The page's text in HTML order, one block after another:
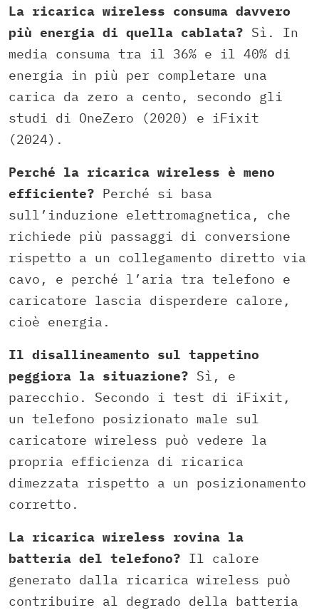
La ricarica wireless consuma davvero
più energia di quella cablata? Sì. In
media consuma tra il 36% e il 40% di
energia in più per completare una
carica da zero a cento, secondo gli
studi di OneZero (2020) e iFixit
(2024).
Perché la ricarica wireless è meno
efficiente? Perché si basa
sull’induzione elettromagnetica, che
richiede più passaggi di conversione
rispetto a un collegamento diretto via
cavo, e perché l’aria tra telefono e
caricatore lascia disperdere calore,
cioè energia.
Il disallineamento sul tappetino
peggiora la situazione? Sì, e
parecchio. Secondo i test di iFixit,
un telefono posizionato male sul
caricatore wireless può vedere la
propria efficienza di ricarica
dimezzata rispetto a un posizionamento
corretto.
La ricarica wireless rovina la
batteria del telefono? Il calore
generato dalla ricarica wireless può
contribuire al degrado della batteria